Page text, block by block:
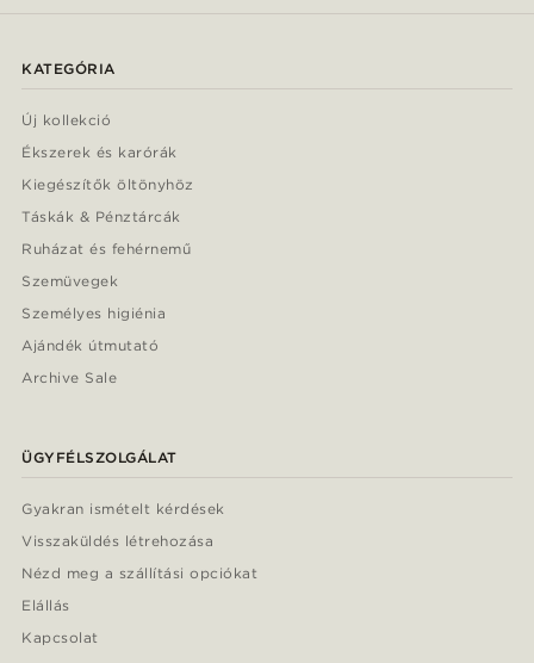
KATEGÓRIA
Új kollekció
Ékszerek és karórák
Kiegészítők öltönyhöz
Táskák & Pénztárcák
Ruházat és fehérnemű
Szemüvegek
Személyes higiénia
Ajándék útmutató
Archive Sale
ÜGYFÉLSZOLGÁLAT
Gyakran ismételt kérdések
Visszaküldés létrehozása
Nézd meg a szállítási opciókat
Elállás
Kapcsolat